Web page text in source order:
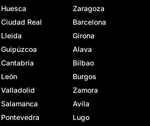
Huesca
Zaragoza
Ciudad Real
Barcelona
Lleida
Girona
Guipúzcoa
Alava
Cantabria
Bilbao
León
Burgos
Valladolid
Zamora
Salamanca
Avila
Pontevedra
Lugo